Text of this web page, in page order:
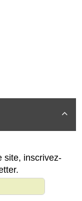

site, inscrivez-